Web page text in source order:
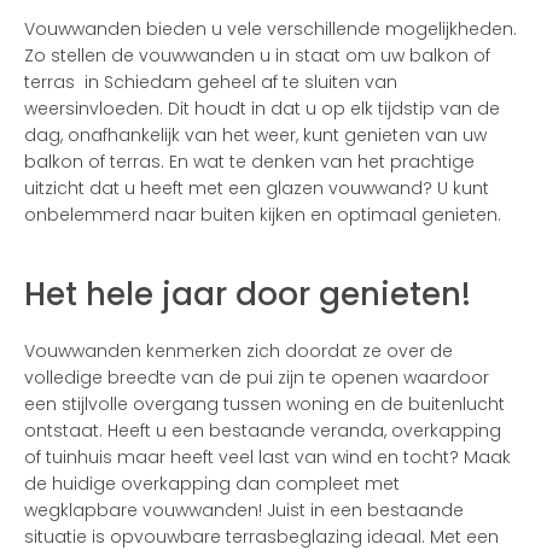
Vouwwanden bieden u vele verschillende mogelijkheden.
Zo stellen de vouwwanden u in staat om uw balkon of
terras in Schiedam geheel af te sluiten van
weersinvloeden. Dit houdt in dat u op elk tijdstip van de
dag, onafhankelijk van het weer, kunt genieten van uw
balkon of terras. En wat te denken van het prachtige
uitzicht dat u heeft met een glazen vouwwand? U kunt
onbelemmerd naar buiten kijken en optimaal genieten.
Het hele jaar door genieten!
Vouwwanden kenmerken zich doordat ze over de
volledige breedte van de pui zijn te openen waardoor
een stijlvolle overgang tussen woning en de buitenlucht
ontstaat. Heeft u een bestaande veranda, overkapping
of tuinhuis maar heeft veel last van wind en tocht? Maak
de huidige overkapping dan compleet met
wegklapbare vouwwanden! Juist in een bestaande
situatie is opvouwbare terrasbeglazing ideaal. Met een